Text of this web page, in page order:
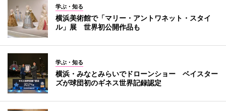
学ぶ・知る
横浜美術館で「マリー・アントワネット・スタイ
ル」展 世界初公開作品も
学ぶ・知る
横浜・みなとみらいでドローンショー ベイスター
ズが球団初のギネス世界記録認定